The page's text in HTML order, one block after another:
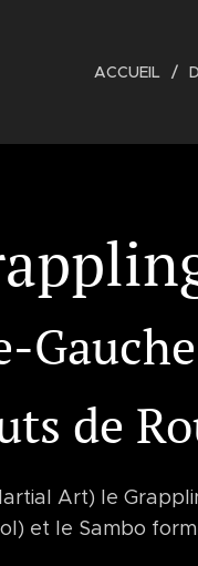
ACCUEIL
Gauche
de
Art) le
et le Sambo